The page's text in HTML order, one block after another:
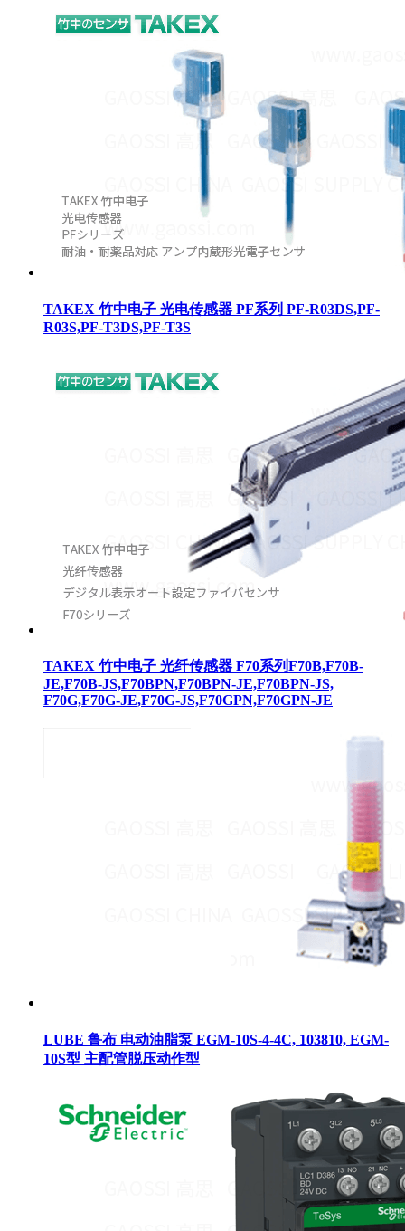
TAKEX 竹中电子 光电传感器 PF系列 PF-R03DS,PF-
R03S,PF-T3DS,PF-T3S
TAKEX 竹中电子 光纤传感器 F70系列F70B,F70B-
JE,F70B-JS,F70BPN,F70BPN-JE,F70BPN-JS,
F70G,F70G-JE,F70G-JS,F70GPN,F70GPN-JE
LUBE 鲁布 电动油脂泵 EGM-10S-4-4C, 103810, EGM-
10S型 主配管脱压动作型